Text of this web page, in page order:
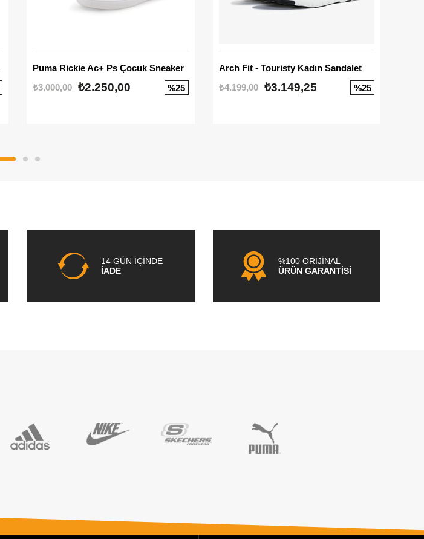
Puma Rickie Ac+ Ps Çocuk Sneaker
₺3.000,00 ₺2.250,00 %25
Arch Fit - Touristy Kadın Sandalet
₺4.199,00
₺3.149,25 %25
14 GÜN İÇİNDE
İADE
%100 ORİJİNAL
ÜRÜN GARANTİSİ